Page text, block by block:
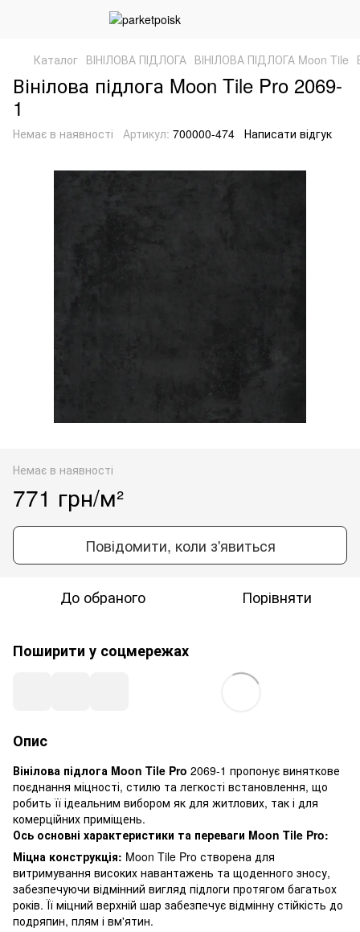
Каталог ВІНІЛОВА ПІДЛОГА ВІНІЛОВА ПІДЛОГА Moon Tile
Вінілова підлога Moon Tile Pro 2069-
1
Немає в наявності Артикул: 700000-474 Написати відгук
Немає в наявності
771 грн/м²
Повідомити, коли з'явиться
До обраного Порівняти
Поширити у соцмережах
Опис
Вінілова підлога Moon Tile Pro 2069-1 пропонує виняткове
поєднання міцності, стилю та легкості встановлення, що
робить її ідеальним вибором як для житлових, так і для
комерційних приміщень.
Ось основні характеристики та переваги Moon Tile Pro:
Міцна конструкція: Moon Tile Pro створена для
витримування високих навантажень та щоденного зносу,
забезпечуючи відмінний вигляд підлоги протягом багатьох
років. Її міцний верхній шар забезпечує відмінну стійкість до
подряпин, плям і вм'ятин.